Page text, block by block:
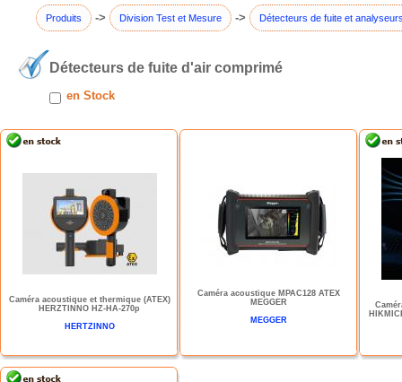
Produits -> Division Test et Mesure -> Détecteurs de fuite et
Détecteurs de fuite d'air comprimé
en Stock
Caméra acoustique et thermique (ATEX)
HERZTINNO HZ-HA-270p
HERTZINNO
Caméra acoustique MPAC128 ATEX
MEGGER
MEGGER